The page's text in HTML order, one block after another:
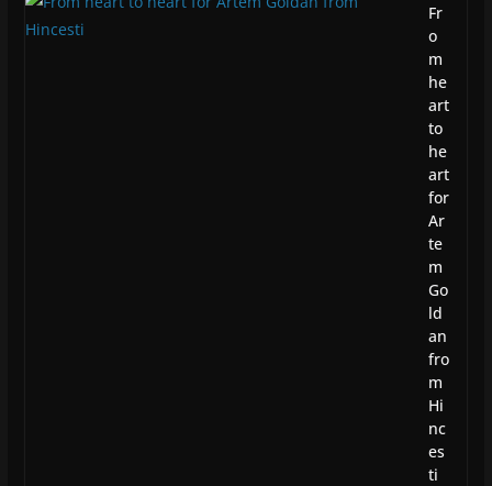
Fr
o
m
he
art
to
he
art
for
Ar
te
m
Go
ld
an
fro
m
Hi
nc
es
ti